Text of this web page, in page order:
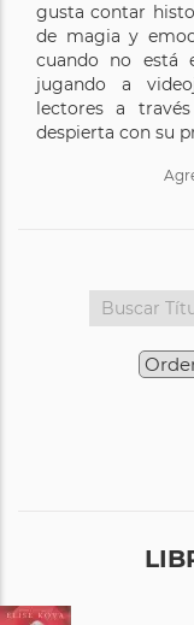
gusta contar
de magia y
cuando no está
jugando a
lectores a
despierta con su